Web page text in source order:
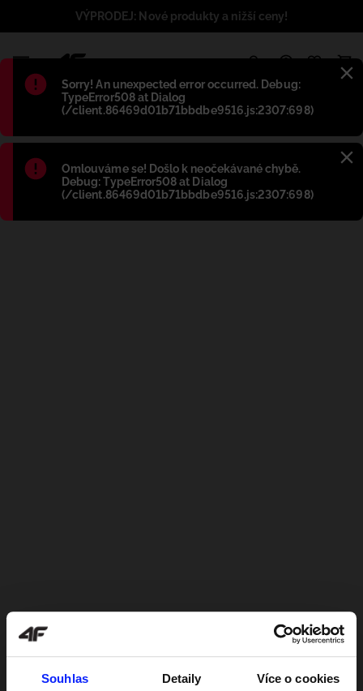
Souhlas Detaily Více o cookies
Błąd:
Sorry! An unexpected error occurred. Debug:
TypeError508 at Dialog
(/client.86469d01b71bbdbe9516.js:2307:698)
Błąd:
Omlouváme se! Došlo k neočekávané chybě.
Debug: TypeError508 at Dialog
(/client.86469d01b71bbdbe9516.js:2307:698)
VÝPRODEJ: Nové produkty a nižší ceny!